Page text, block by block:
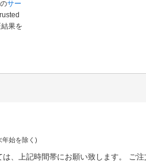
サー
果を
始を除く)
、上記時間帯にお願い致します。 ご注